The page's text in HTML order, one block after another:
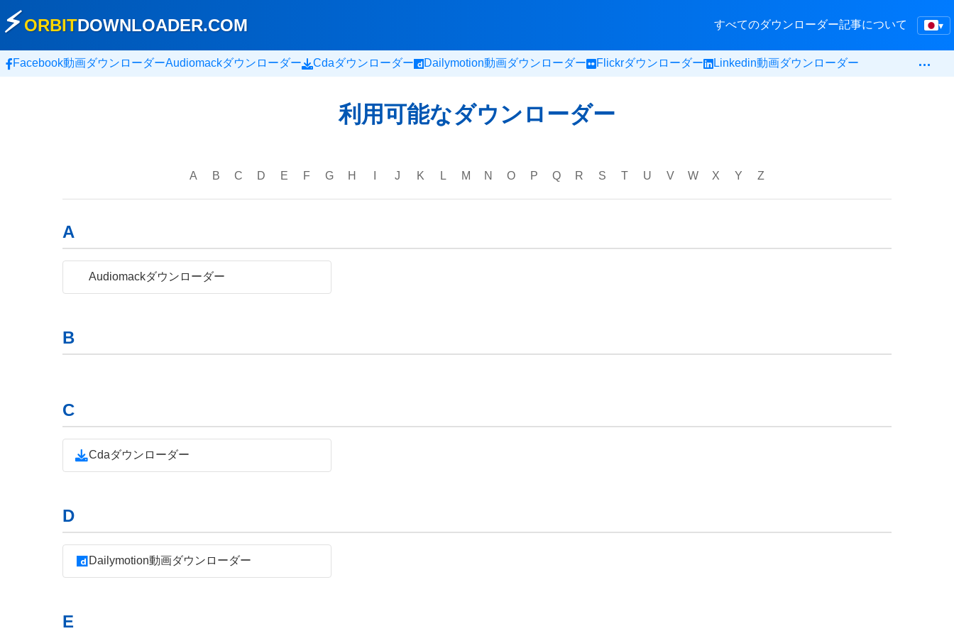
▾
⚡ORBITDOWNLOADER.COM すべてのダウンローダー記事について
Facebook動画ダウンローダーAudiomackダウンローダー Cdaダウンローダー Dailymotion動画ダウンローダー Flickrダウンローダー Linkedin動画ダウンローダー …
利用可能なダウンローダー
A B C D E F G H J K L M N O P Q R S T U V W X Y Z
A
Audiomackダウンローダー
B
C
Cdaダウンローダー
D
Dailymotion動画ダウンローダー
E